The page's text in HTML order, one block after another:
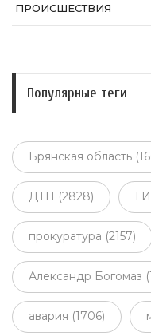
ПРОИСШЕСТВИЯ
Популярные теги
Брянская область
ДТП (2828)
прокуратура (2157)
Александр Богомаз
авария (1706)